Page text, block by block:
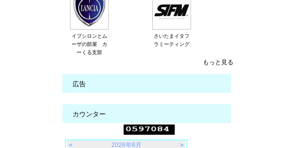
イプシロンとム
ーザの部屋 カ
ーくる支部
さいたまイタフ
ラミーティング
もっと見る
広告
カウンター
＜ 2026年8月
＞